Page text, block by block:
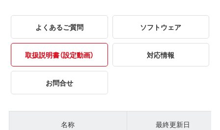
よくあるご質問 ソフトウェア
取扱説明書（設定動画） 対応情報
お問合せ
名称 最終更新日